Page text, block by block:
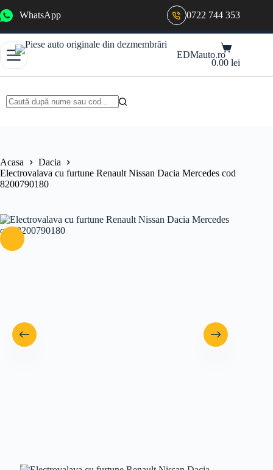
la
WhatsApp 0722 744 353
EDMauto.ro
Coș
de
cumpărături
0.00lei
Acasa
Dacia
Electrovalava cu furtune Renault Nissan Dacia Mercedes cod
8200790180